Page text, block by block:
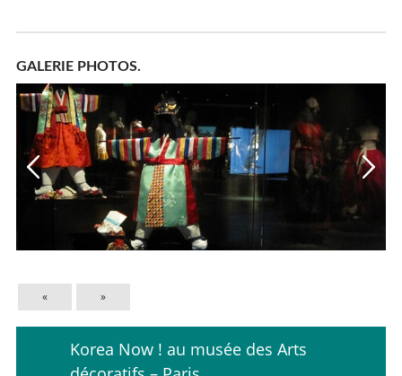
GALERIE PHOTOS.
« »
Korea Now ! au musée des Arts